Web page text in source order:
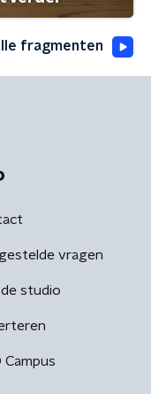
fragmenten
vragen
studio
Campus